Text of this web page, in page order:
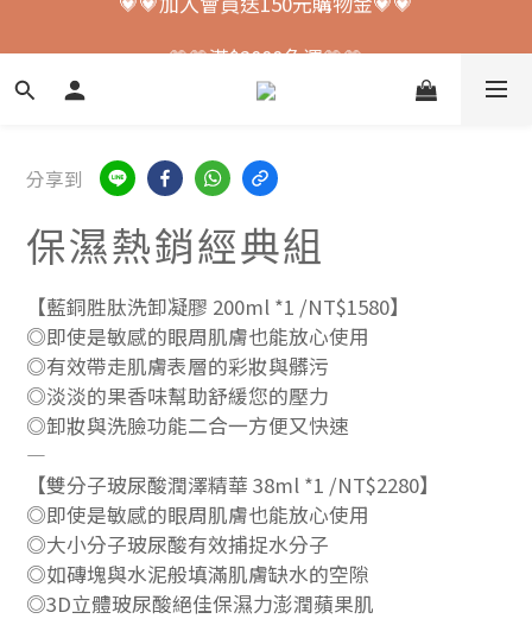
💗💗加入會員送150元購物金💗💗
分享到
保濕熱銷經典組
【藍銅胜肽洗卸凝膠 200ml *1 /NT$1580】
◎即使是敏感的眼周肌膚也能放心使用
◎有效帶走肌膚表層的彩妝與髒污
◎淡淡的果香味幫助舒緩您的壓力
◎卸妝與洗臉功能二合一方便又快速
—
【雙分子玻尿酸潤澤精華 38ml *1 /NT$2280】
◎即使是敏感的眼周肌膚也能放心使用
◎大小分子玻尿酸有效捕捉水分子
◎如磚塊與水泥般填滿肌膚缺水的空隙
◎3D立體玻尿酸絕佳保濕力澎潤蘋果肌